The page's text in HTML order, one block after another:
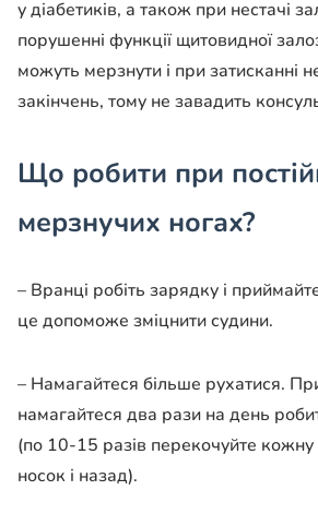
у діабетиків, а також при нестачі
порушенні функції щитовидної
можуть мерзнути і при затисканні
закінчень, тому не завадить
Що робити при
мерзнучих ногах?
– Вранці робіть зарядку і
це допоможе зміцнити судини.
– Намагайтеся більше рухатися.
намагайтеся два рази на день
(по 10-15 разів перекочуйте кожну
носок і назад).